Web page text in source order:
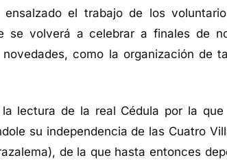
ensalzado el trabajo de los
se volverá a celebrar a finales de
novedades, como la organización de
lectura de la real Cédula por la
su independencia de las Cuatro
de la que hasta entonces